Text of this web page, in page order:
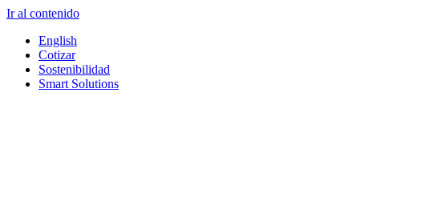
Ir al contenido
English
Cotizar
Sostenibilidad
Smart Solutions